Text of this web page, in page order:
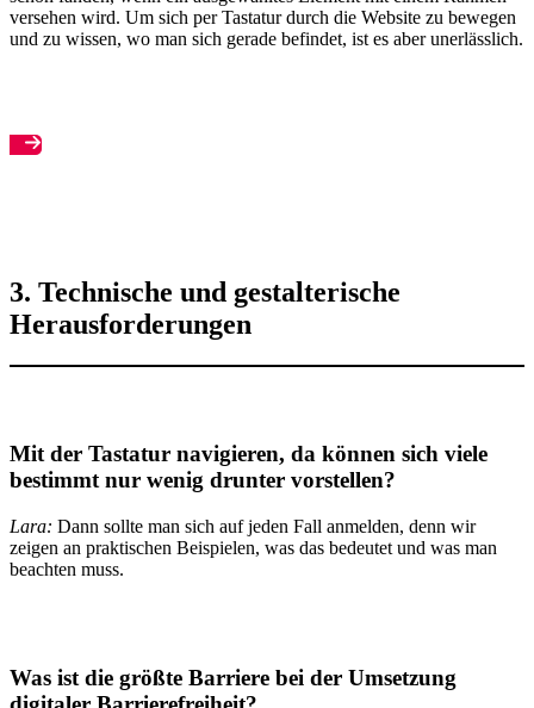
versehen wird. Um sich per Tastatur durch die Website zu bewegen
und zu wissen, wo man sich gerade befindet, ist es aber unerlässlich.
3. Technische und gestalterische
Herausforderungen
Mit der Tastatur navigieren, da können sich viele
bestimmt nur wenig drunter vorstellen?
Lara: Dann sollte man sich auf jeden Fall anmelden, denn wir
zeigen an praktischen Beispielen, was das bedeutet und was man
beachten muss.
Was ist die größte Barriere bei der Umsetzung